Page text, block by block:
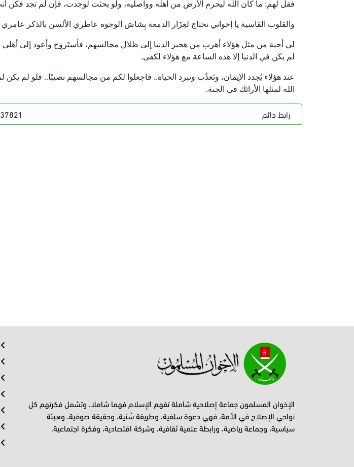
فقل لهم: ما كان الله ليحرم الأرض من أهله وواصليه، ولو بحثت لوجدت، فإن لم تجد فكن
والقلوب القاسية يا إخواني تحتاج لغِزَار الدمعة بِشاش الوجوه عاطري الألسن بالذكر
لي أحبة من مثل هؤلاء أهرب من هجير الدنيا إلى ظلال مجالسهم، فأستَروِح وأعود إلى
لم يكن في الدنيا إلا هذه الساعة مع هؤلاء لكفى.
عند هؤلاء يُجدد الإيمان، وتَعذُب وتبرد الحياة.. فاجعلوا لكم من مجالسهم نصيبًا.. فلو لم يكن
الله لمثلها الأرائك في الجنة.
رابط دائم
الإخوان المسلمون جماعة إصلاحية شاملة تفهم الإسلام فهما شاملا، وتشمل فكرتهم كل
نواحي الإصلاح في الأمة، فهي دعوة سلفية، وطريقة سُنية، وحقيقة صوفية، وهيئة
سياسية، وجماعة رياضية، ورابطة علمية ثقافية، وشركة اقتصادية، وفكرة اجتماعية.